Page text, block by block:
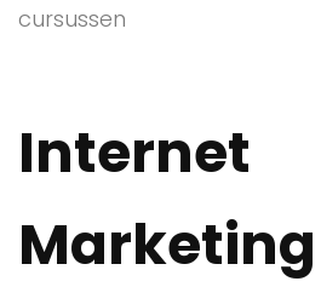
cursussen
Internet
Marketing